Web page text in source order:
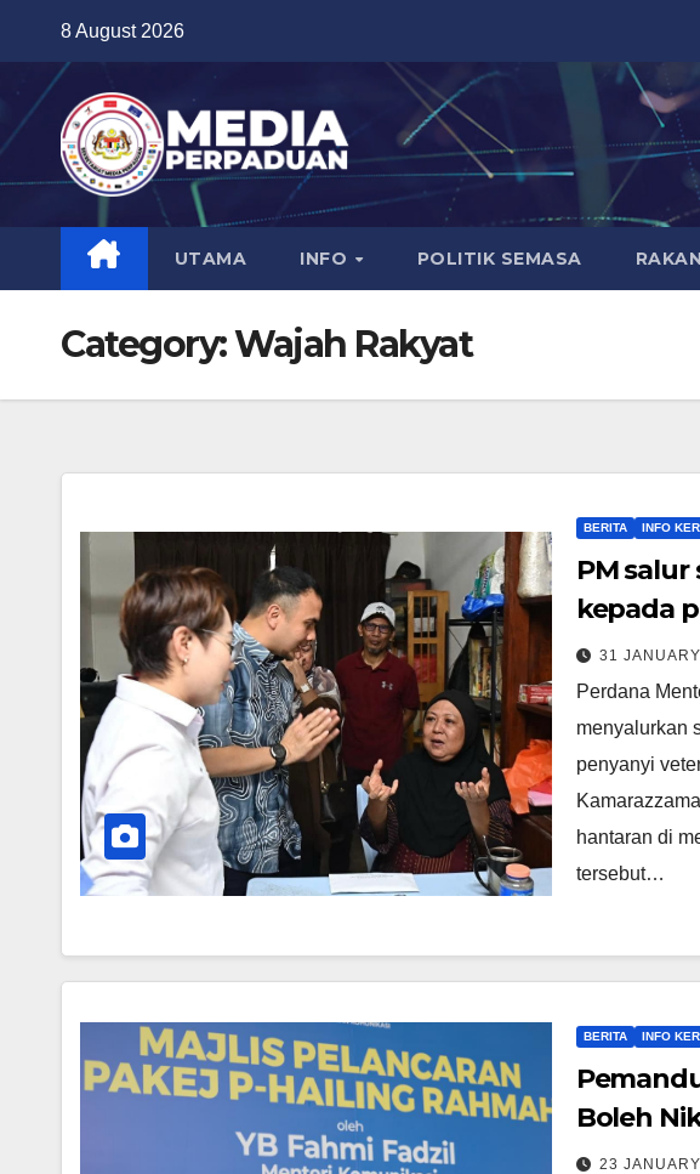
content
8 August 2026
UTAMA INFO POLITIK SEMASA
Category:Wajah Rakyat
BERITA INFO
PM
kepada
31
Perdana
menyalurkan
penyanyi
hantaran di
tersebut…
BERITA INFO
Boleh
RM33 –
23